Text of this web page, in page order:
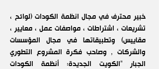
خبير محترف في مجال انظمة الكودات (لوائح ،
تشريعات ، اشتراطات ، مواصفات عمل ، معايير ،
مقاييس) وتطبيقاتها في مجال المؤسسات
والشركات , وصاحب فكرة المشروع التطوري
الجبار "الكويت الجديدة: أنظمة الكودات